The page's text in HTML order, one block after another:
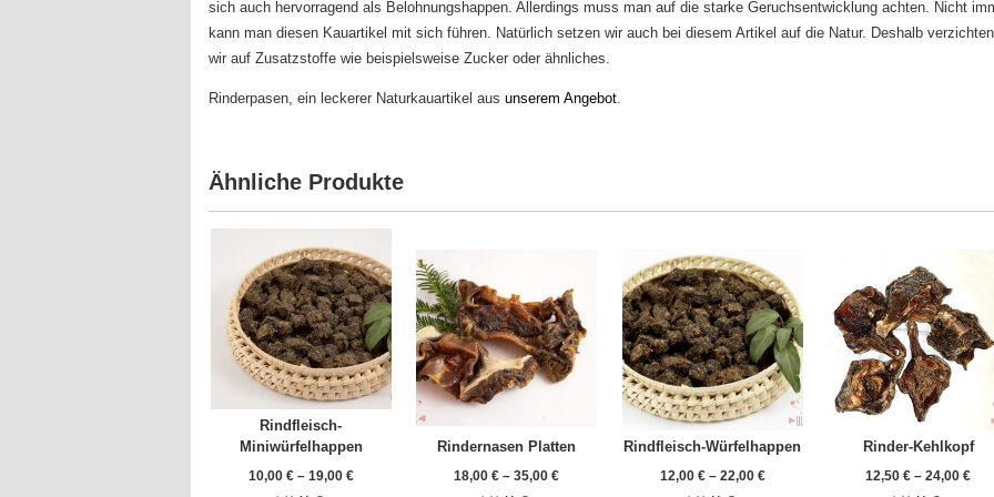
sich auch hervorragend als Belohnungshappen. Allerdings muss man auf die starke Geruchsentwicklung achten. Nicht
kann man diesen Kauartikel mit sich führen. Natürlich setzen wir auch bei diesem Artikel auf die Natur. Deshalb verzichten
wir auf Zusatzstoffe wie beispielsweise Zucker oder ähnliches.
Rinderpasen, ein leckerer Naturkauartikel aus unserem Angebot
Ähnliche Produkte
Rindfleisch-
Miniwürfelhappen
10,00 €– 19,00 €
Rindernasen Platten
18,00€ –35,00€
Rindfleisch-Würfelhappen
12,00 €– 22,00 €
Rinder-Kehlkopf
12,50€ –24,00€